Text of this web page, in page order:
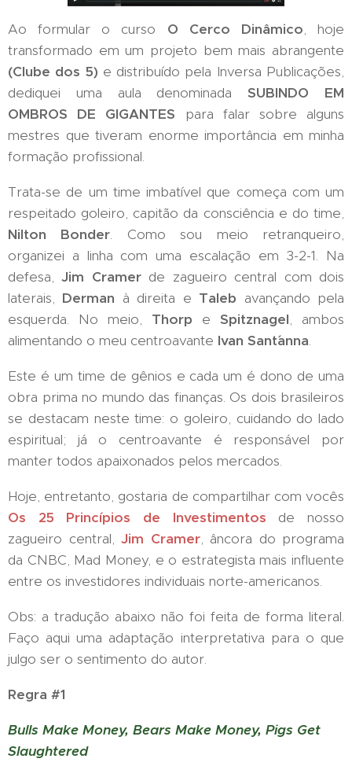
Ao formular o curso O Cerco Dinâmico, hoje
transformado em um projeto bem mais abrangente
(Clube dos 5) e distribuído pela Inversa Publicações,
dediquei uma aula denominada SUBINDO EM
OMBROS DE GIGANTES para falar sobre alguns
mestres que tiveram enorme importância em minha
formação profissional.
Trata-se de um time imbatível que começa com um
respeitado goleiro, capitão da consciência e do time,
Nilton Bonder. Como sou meio retranqueiro,
organizei a linha com uma escalação em 3-2-1. Na
defesa,Jim Cramerde zagueiro central com dois
laterais, Derman à direita e Taleb avançando pela
esquerda. No meio, Thorp e Spitznagel, ambos
alimentando o meu centroavante Ivan Sant´anna.
Este é um time de gênios e cada um é dono de uma
obra prima no mundo das finanças. Os dois brasileiros
se destacam neste time: o goleiro, cuidando do lado
espiritual; já o centroavante é responsável por
manter todos apaixonados pelos mercados.
Hoje, entretanto, gostaria de compartilhar com vocês
Os 25 Princípios de Investimentos de nosso
zagueiro central, Jim Cramer, âncora do programa
da CNBC, Mad Money, e o estrategista mais influente
entre os investidores individuais norte-americanos.
Obs: a tradução abaixo não foi feita de forma literal.
Faço aqui uma adaptação interpretativa para o que
julgo ser o sentimento do autor.
Regra #1
Bulls Make Money, Bears Make Money, Pigs Get
Slaughtered